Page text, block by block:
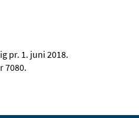
pr. 1. juni 2018.
7080.